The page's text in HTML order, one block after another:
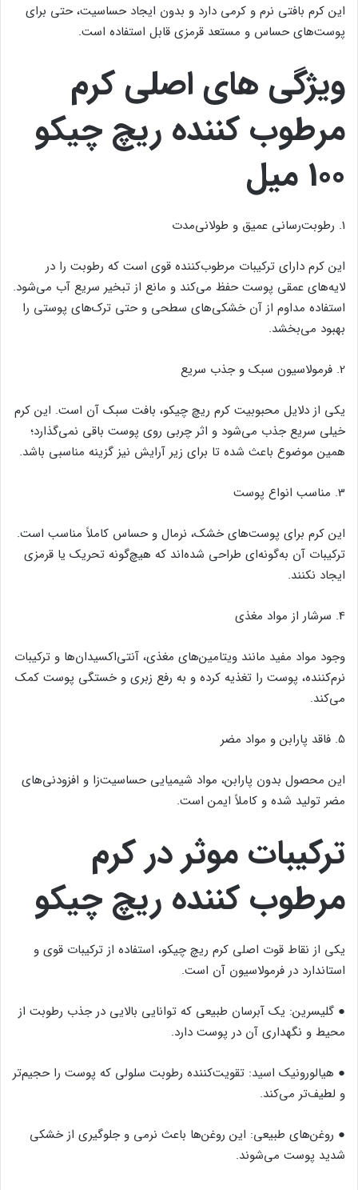
این کرم بافتی نرم و کرمی دارد و بدون ایجاد حساسیت، حتی برای
پوست‌های حساس و مستعد قرمزی قابل استفاده است.
ویژگی‌ های اصلی کرم
مرطوب کننده ریچ چیکو
100 میل
1. رطوبت‌رسانی عمیق و طولانی‌مدت
این کرم دارای ترکیبات مرطوب‌کننده قوی است که رطوبت را در
لایه‌های عمقی پوست حفظ می‌کند و مانع از تبخیر سریع آب می‌شود.
استفاده مداوم از آن خشکی‌های سطحی و حتی ترک‌های پوستی را
بهبود می‌بخشد.
2. فرمولاسیون سبک و جذب سریع
یکی از دلایل محبوبیت کرم ریچ چیکو، بافت سبک آن است. این کرم
خیلی سریع جذب می‌شود و اثر چربی روی پوست باقی نمی‌گذارد؛
همین موضوع باعث شده تا برای زیر آرایش نیز گزینه مناسبی باشد.
3. مناسب انواع پوست
این کرم برای پوست‌های خشک، نرمال و حساس کاملاً مناسب است.
ترکیبات آن به‌گونه‌ای طراحی شده‌اند که هیچ‌گونه تحریک یا قرمزی
ایجاد نکنند.
4. سرشار از مواد مغذی
وجود مواد مفید مانند ویتامین‌های مغذی، آنتی‌اکسیدان‌ها و ترکیبات
نرم‌کننده، پوست را تغذیه کرده و به رفع زبری و خستگی پوست کمک
می‌کند.
5. فاقد پارابن و مواد مضر
این محصول بدون پارابن، مواد شیمیایی حساسیت‌زا و افزودنی‌های
مضر تولید شده و کاملاً ایمن است.
ترکیبات موثر در کرم
مرطوب کننده ریچ چیکو
یکی از نقاط قوت اصلی کرم ریچ چیکو، استفاده از ترکیبات قوی و
استاندارد در فرمولاسیون آن است.
● گلیسرین: یک آبرسان طبیعی که توانایی بالایی در جذب رطوبت از
محیط و نگهداری آن در پوست دارد.
● هیالورونیک اسید: تقویت‌کننده رطوبت سلولی که پوست را حجیم‌تر
و لطیف‌تر می‌کند.
● روغن‌های طبیعی: این روغن‌ها باعث نرمی و جلوگیری از خشکی
شدید پوست می‌شوند.